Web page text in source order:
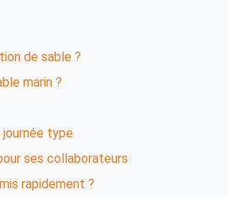
de sable ?
marin ?
journée type
ses collaborateurs
rapidement ?